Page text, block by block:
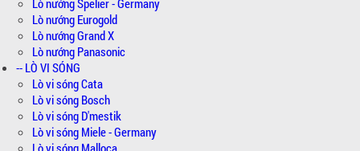
Lò nướng Spelier - Germany
Lò nướng Eurogold
Lò nướng Grand X
Lò nướng Panasonic
-- LÒ VI SÓNG
Lò vi sóng Cata
Lò vi sóng Bosch
Lò vi sóng D'mestik
Lò vi sóng Miele - Germany